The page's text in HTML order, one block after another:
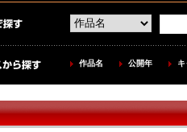
作品名 公開年